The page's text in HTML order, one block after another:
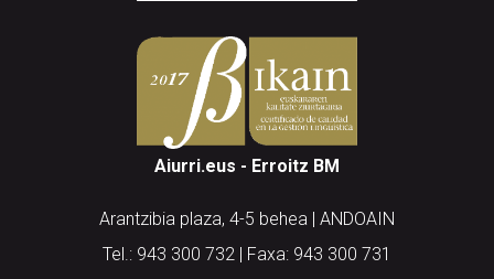
Aiurri.eus - Erroitz BM
Arantzibia plaza, 4-5 behea | ANDOAIN
Tel.: 943 300 732 | Faxa: 943 300 731